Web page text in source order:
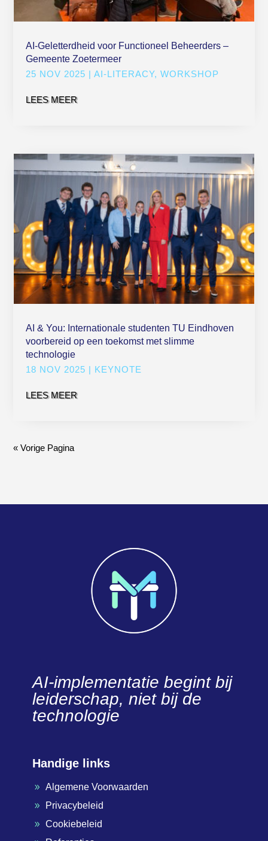
AI-Geletterdheid voor Functioneel Beheerders –
Gemeente Zoetermeer
25 NOV 2025 |AI-LITERACY,WORKSHOP
LEES MEER
AI & You: Internationale studenten TU Eindhoven
voorbereid op een toekomst met slimme
technologie
18 NOV 2025 | KEYNOTE
LEES MEER
« Vorige Pagina
AI-implementatie begint bij
leiderschap, niet bij de
technologie
Handige links
9 Algemene Voorwaarden
9 Privacybeleid
9 Cookiebeleid